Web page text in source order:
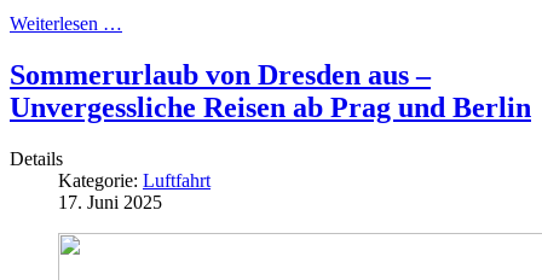
Weiterlesen …
Sommerurlaub von Dresden aus –
Unvergessliche Reisen ab Prag und Berlin
Details
Kategorie: Luftfahrt
17. Juni 2025